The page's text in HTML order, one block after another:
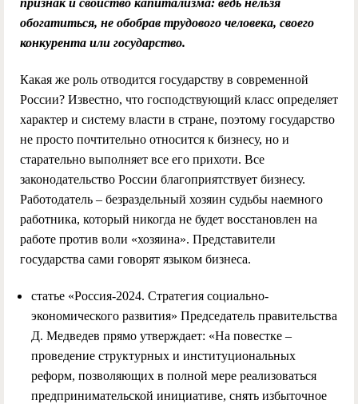
признак и свойство капитализма: ведь нельзя
обогатиться, не обобрав трудового человека, своего
конкурента или государство.
Какая же роль отводится государству в современной
России? Известно, что господствующий класс определяет
характер и систему власти в стране, поэтому государство
не просто почтительно относится к бизнесу, но и
старательно выполняет все его прихоти. Все
законодательство России благоприятствует бизнесу.
Работодатель – безраздельный хозяин судьбы наемного
работника, который никогда не будет восстановлен на
работе против воли «хозяина». Представители
государства сами говорят языком бизнеса.
статье «Россия-2024. Стратегия социально-
экономического развития» Председатель правительства
Д. Медведев прямо утверждает: «На повестке –
проведение структурных и институциональных
реформ, позволяющих в полной мере реализоваться
предпринимательской инициативе, снять избыточное